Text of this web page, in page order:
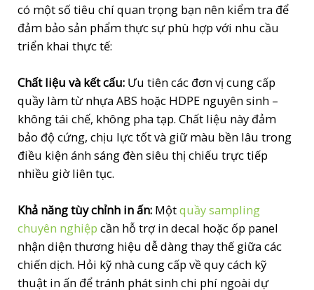
có một số tiêu chí quan trọng bạn nên kiểm tra để
đảm bảo sản phẩm thực sự phù hợp với nhu cầu
triển khai thực tế:
Chất liệu và kết cấu: Ưu tiên các đơn vị cung cấp
quầy làm từ nhựa ABS hoặc HDPE nguyên sinh –
không tái chế, không pha tạp. Chất liệu này đảm
bảo độ cứng, chịu lực tốt và giữ màu bền lâu trong
điều kiện ánh sáng đèn siêu thị chiếu trực tiếp
nhiều giờ liên tục.
Khả năng tùy chỉnh in ấn: Mộtquầy sampling
chuyên nghiệp cần hỗ trợ in decal hoặc ốp panel
nhận diện thương hiệu dễ dàng thay thế giữa các
chiến dịch. Hỏi kỹ nhà cung cấp về quy cách kỹ
thuật in ấn để tránh phát sinh chi phí ngoài dự